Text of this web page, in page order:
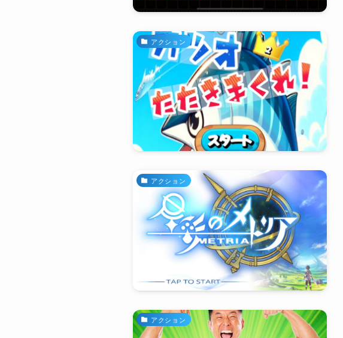
アクション
アクション
アクション